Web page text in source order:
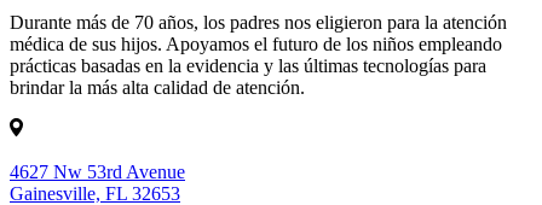
Durante más de 70 años, los padres nos eligieron para la atención
médica de sus hijos. Apoyamos el futuro de los niños empleando
prácticas basadas en la evidencia y las últimas tecnologías para
brindar la más alta calidad de atención.
4627 Nw 53rd Avenue
Gainesville, FL 32653